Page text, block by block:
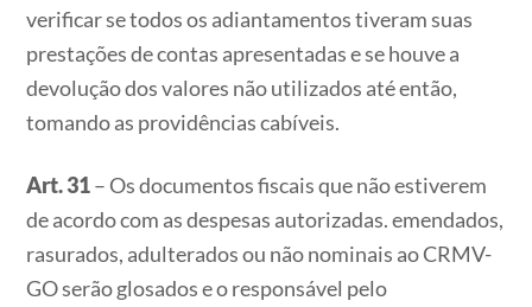
verificar se todos os adiantamentos tiveram suas
prestações de contas apresentadas e se houve a
devolução dos valores não utilizados até então,
tomando as providências cabíveis.
Art. 31– Os documentos fiscais que não estiverem
de acordo com as despesas autorizadas. emendados,
rasurados, adulterados ou não nominais ao CRMV-
GO serão glosados e o responsável pelo